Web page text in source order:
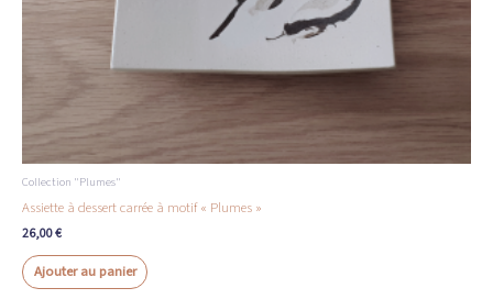
Collection "Plumes"
Assiette à dessert carrée à motif « Plumes »
26,00€
Ajouter au panier